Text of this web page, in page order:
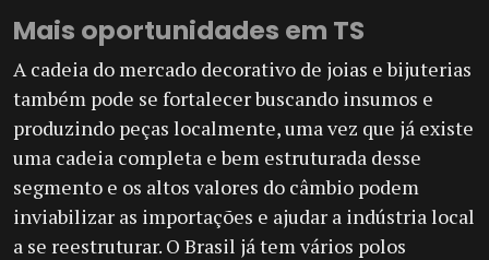
Mais oportunidades em TS
A cadeia do mercado decorativo de joias e bijuterias
também pode se fortalecer buscando insumos e
produzindo peças localmente, uma vez que já existe
uma cadeia completa e bem estruturada desse
segmento e os altos valores do câmbio podem
inviabilizar as importações e ajudar a indústria local
a se reestruturar. O Brasil já tem vários polos